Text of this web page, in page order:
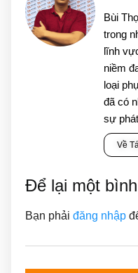
Bùi
trong
lĩnh
niềm
loại
đã có
sự
Về
Để lại một
Bạn phải đăng nhập